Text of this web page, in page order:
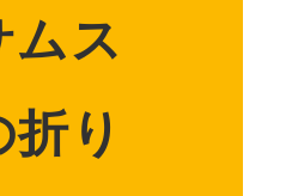
ムス
折り